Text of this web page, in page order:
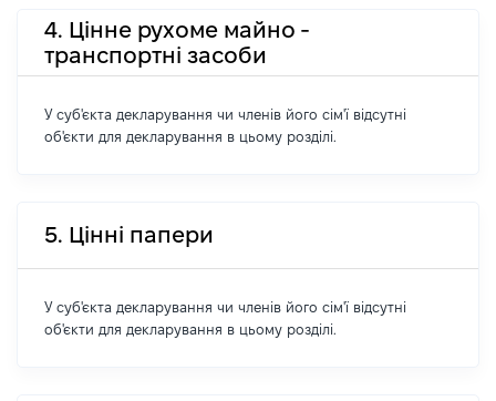
4. Цінне рухоме майно -
транспортні засоби
У суб'єкта декларування чи членів його сім'ї відсутні
об'єкти для декларування в цьому розділі.
5. Цінні папери
У суб'єкта декларування чи членів його сім'ї відсутні
об'єкти для декларування в цьому розділі.